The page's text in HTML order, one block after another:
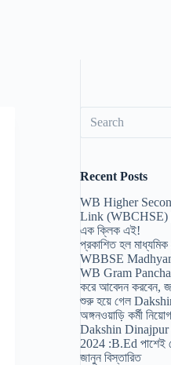
results
Recent Posts
WB Higher
Link (WBCHSE) |
এক ক্লিক এই!
প্রকাশিত হল মাধ্যমিক
WBBSE
WB Gram
করে আবেদন করবেন,
শুরু হয়ে গেল
অঙ্গনওয়াড়ি কর্মী
Dakshin Dinajpur
2024 :B.Ed পাশেই
জানুন বিস্তারিত